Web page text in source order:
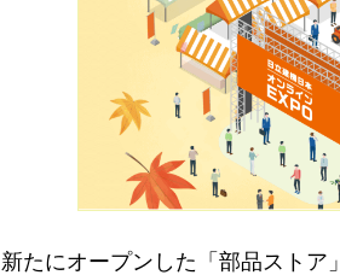
新たにオープンした「部品ストア